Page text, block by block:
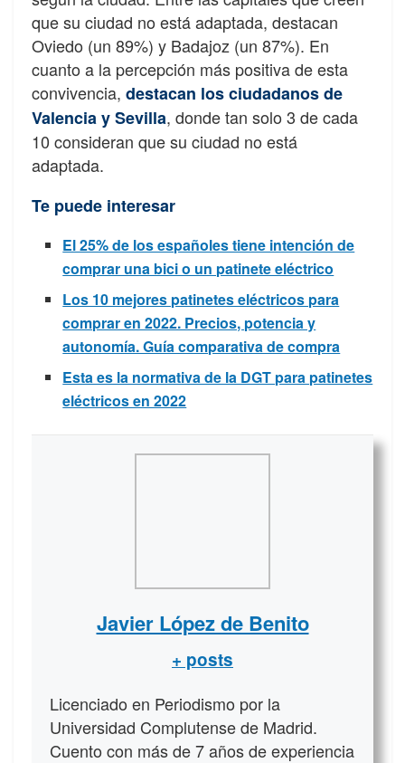
que su ciudad no está adaptada, destacan
Oviedo (un 89%) y Badajoz (un 87%). En
cuanto a la percepción más positiva de esta
convivencia, destacan los ciudadanos de
Valencia y Sevilla, donde tan solo 3 de cada
10 consideran que su ciudad no está
adaptada.
Te puede interesar
El 25% de los españoles tiene intención de
comprar una bici o un patinete eléctrico
Los 10 mejores patinetes eléctricos para
comprar en 2022. Precios, potencia y
autonomía. Guía comparativa de compra
Esta es la normativa de la DGT para patinetes
eléctricos en 2022
Javier López de Benito
+ posts
Licenciado en Periodismo por la
Universidad Complutense de Madrid.
Cuento con más de 7 años de experiencia